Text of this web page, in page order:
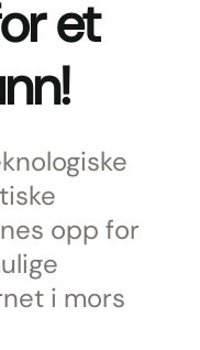
et
opp for
i mors